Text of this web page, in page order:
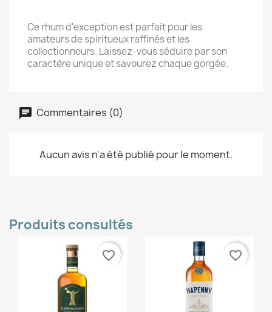
Ce rhum d'exception est parfait pour les
amateurs de spiritueux raffinés et les
collectionneurs. Laissez-vous séduire par son
caractère unique et savourez chaque gorgée.
Commentaires (0)
Aucun avis n'a été publié pour le moment.
Produits consultés
favorite_border favorite_border